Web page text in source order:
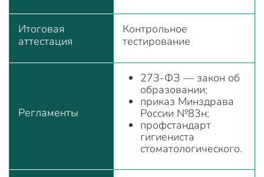
Итоговая
аттестация
Контрольное
тестирование
Регламенты
273-ФЗ — закон об
образовании;
приказ Минздрава
России №83н;
профстандарт
гигиениста
стоматологического.